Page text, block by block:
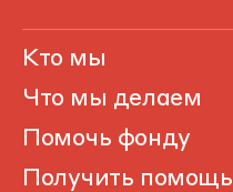
Кто мы
Что мы делаем
Помочь фонду
Получить помощь